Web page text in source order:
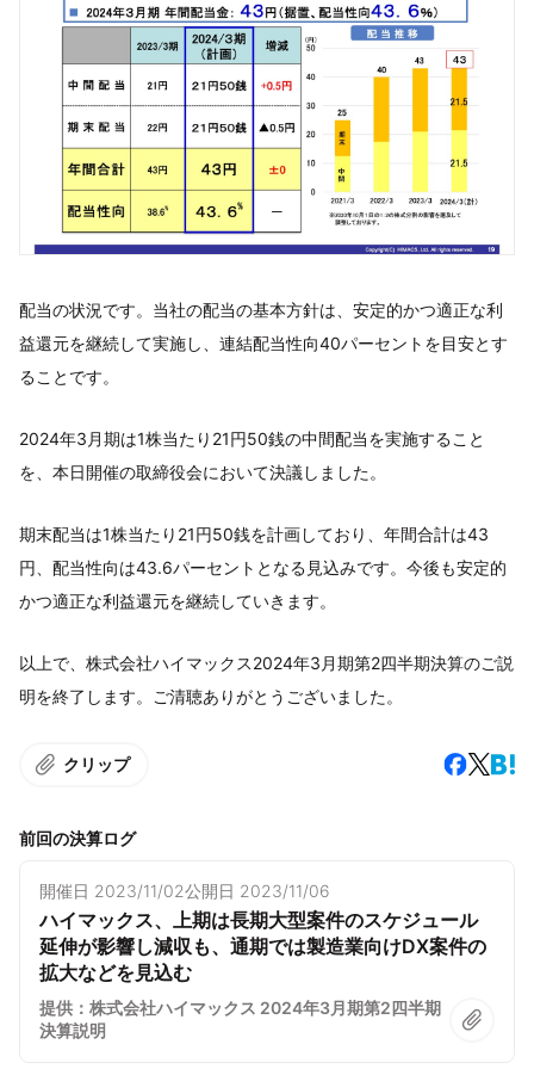
配当の状況です。当社の配当の基本方針は、安定的かつ適正な利
益還元を継続して実施し、連結配当性向40パーセントを目安とす
ることです。
2024年3月期は1株当たり21円50銭の中間配当を実施すること
を、本日開催の取締役会において決議しました。
期末配当は1株当たり21円50銭を計画しており、年間合計は43
円、配当性向は43.6パーセントとなる見込みです。今後も安定的
かつ適正な利益還元を継続していきます。
以上で、株式会社ハイマックス2024年3月期第2四半期決算のご説
明を終了します。ご清聴ありがとうございました。
クリップ
前回の決算ログ
開催日 2023/11/02公開日 2023/11/06
ハイマックス、上期は長期大型案件のスケジュール
延伸が影響し減収も、通期では製造業向けDX案件の
拡大などを見込む
提供：株式会社ハイマックス 2024年3月期第2四半期
決算説明